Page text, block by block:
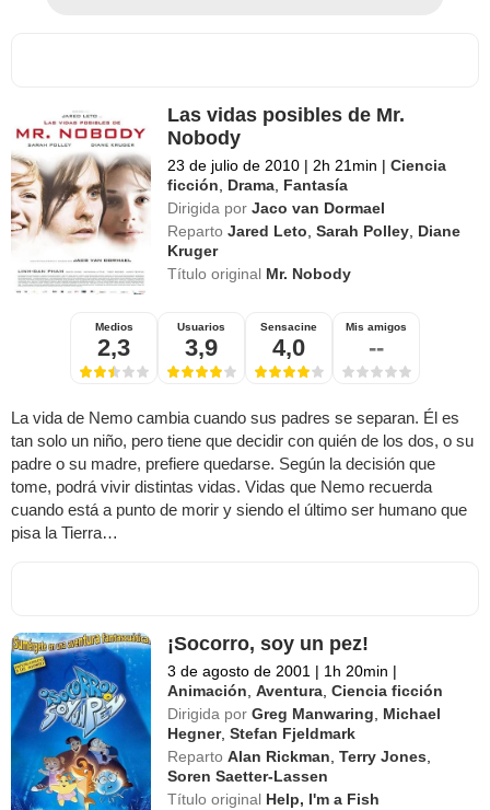
Las vidas posibles de Mr.
Nobody
23 de julio de 2010 | 2h 21min | Ciencia
ficción
Drama Fantasía
Dirigida por Jaco van Dormael
Reparto Jared Leto ,Sarah Polley Diane
Kruger
Título original Mr. Nobody
Medios
2,3
Usuarios
3,9
Sensacine
4,0
Mis amigos
--
La vida de Nemo cambia cuando sus padres se separan. Él es
tan solo un niño, pero tiene que decidir con quién de los dos, o su
padre o su madre, prefiere quedarse. Según la decisión que
tome, podrá vivir distintas vidas. Vidas que Nemo recuerda
cuando está a punto de morir y siendo el último ser humano que
pisa la Tierra…
¡Socorro, soy un pez!
3 de agosto de 2001 | 1h 20min |
Animación ,Aventura ,Ciencia ficción
Dirigida por Greg Manwaring
Michael
Hegner,Stefan Fjeldmark
Reparto Alan Rickman ,Terry Jones
Soren Saetter-Lassen
Título original Help, I'm a Fish